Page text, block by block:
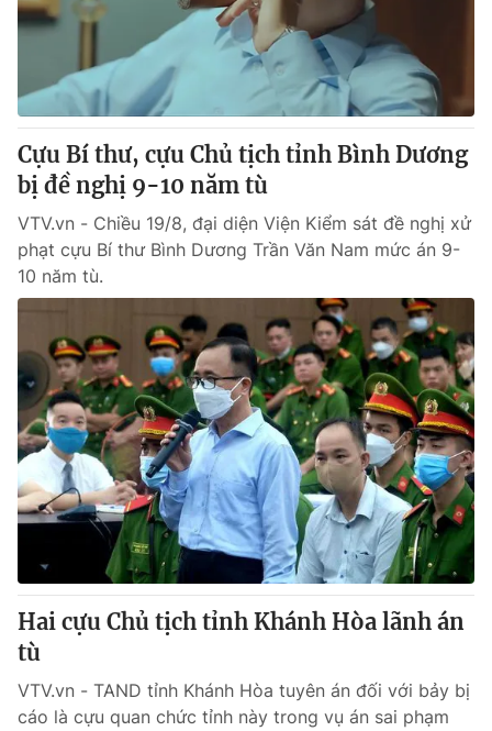
Cựu Bí thư, cựu Chủ tịch tỉnh Bình Dương
bị đề nghị 9-10 năm tù
VTV.vn - Chiều 19/8, đại diện Viện Kiểm sát đề nghị xử
phạt cựu Bí thư Bình Dương Trần Văn Nam mức án 9-
10 năm tù.
Hai cựu Chủ tịch tỉnh Khánh Hòa lãnh án
tù
VTV.vn - TAND tỉnh Khánh Hòa tuyên án đối với bảy bị
cáo là cựu quan chức tỉnh này trong vụ án sai phạm